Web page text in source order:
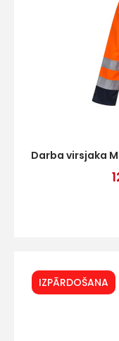
Darba virsjaka
IZPĀRDOŠANA